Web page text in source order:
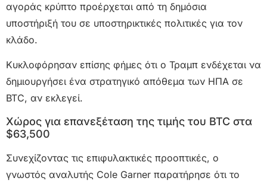
αγοράς κρύπτο προέρχεται από τη δημόσια
υποστήριξή του σε υποστηρικτικές πολιτικές για τον
κλάδο.
Κυκλοφόρησαν επίσης φήμες ότι ο Τραμπ ενδέχεται να
δημιουργήσει ένα στρατηγικό απόθεμα των ΗΠΑ σε
BTC, αν εκλεγεί.
Χώρος για επανεξέταση της τιμής του BTC στα
$63,500
Συνεχίζοντας τις επιφυλακτικές προοπτικές, ο
γνωστός αναλυτής Cole Garner παρατήρησε ότι το